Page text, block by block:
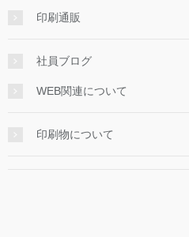
印刷通販
社員ブログ
WEB関連について
印刷物について